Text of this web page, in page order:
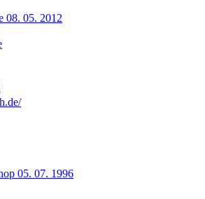
08. 05. 2012
05. 07. 1996